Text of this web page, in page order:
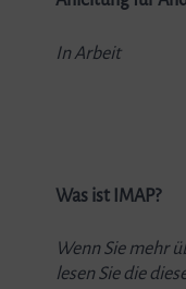
In Arbeit
Was ist IMAP?
Wenn Sie mehr
lesen Sie die